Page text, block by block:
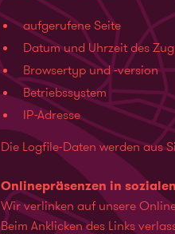
aufgerufene Seite
Datum und Uhrzeit des
Browsertyp und -version
Betriebssystem
IP-Adresse
Die Logfile-Daten werden aus
Onlinepräsenzen in
Wir verlinken auf unsere
Beim Anklicken des Links